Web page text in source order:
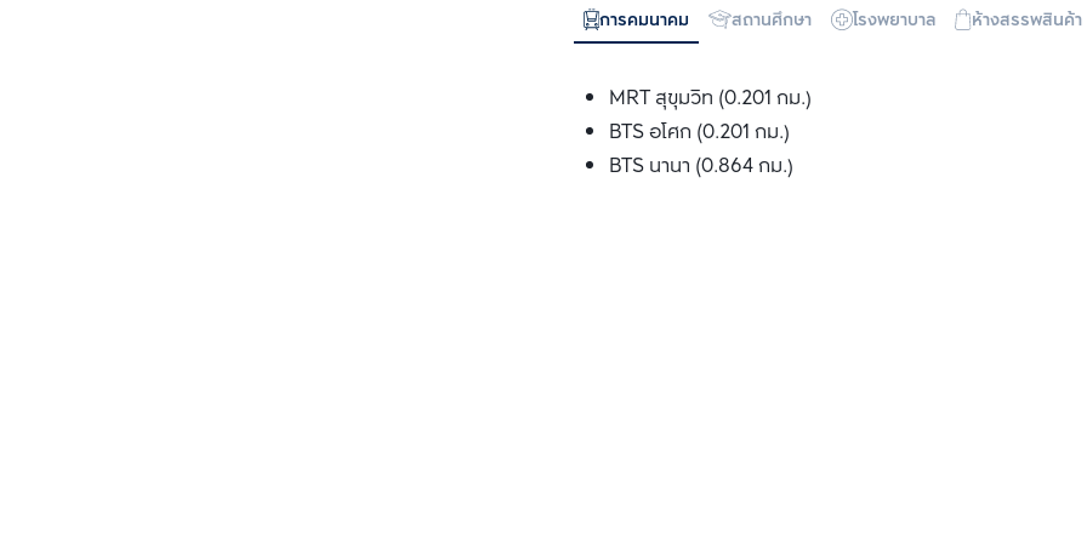
การคมนาคม สถานศึกษา โรงพยาบาล ห้างสรรพสินค้า
MRT สุขุมวิท (0.201 กม.)
BTS อโศก (0.201 กม.)
BTS นานา (0.864 กม.)